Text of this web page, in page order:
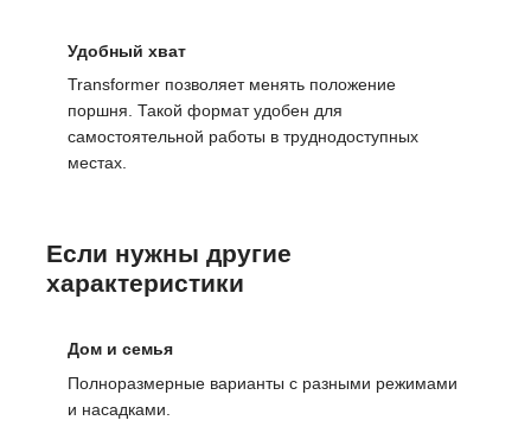
Удобный хват
Transformer позволяет менять положение
поршня. Такой формат удобен для
самостоятельной работы в труднодоступных
местах.
Если нужны другие
характеристики
Дом и семья
Полноразмерные варианты с разными режимами
и насадками.